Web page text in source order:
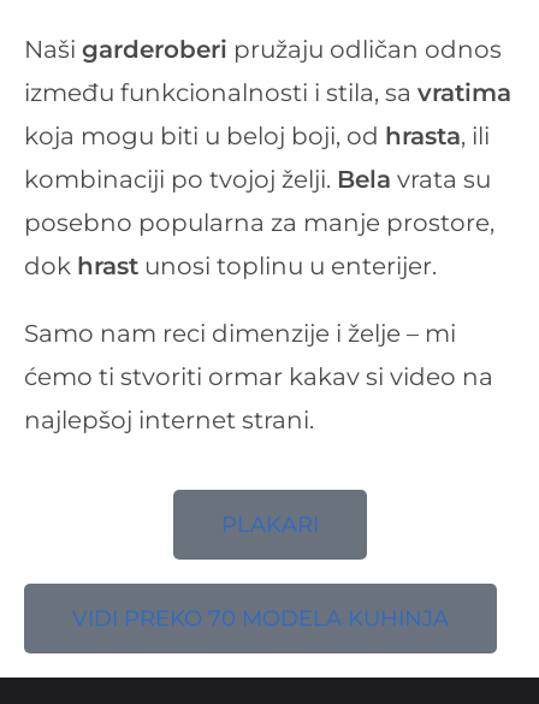
Naši garderoberi pružaju odličan odnos
između funkcionalnosti i stila, sa vratima
koja mogu biti u beloj boji, od hrasta, ili
kombinaciji po tvojoj želji. Bela vrata su
posebno popularna za manje prostore,
dok hrast unosi toplinu u enterijer.
Samo nam reci dimenzije i želje – mi
ćemo ti stvoriti ormar kakav si video na
najlepšoj internet strani.
PLAKARI
VIDI PREKO 70 MODELA KUHINJA